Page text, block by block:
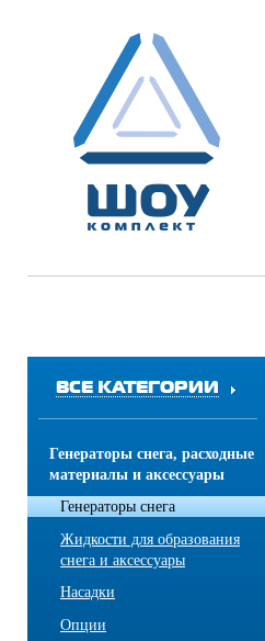
ВСЕ КАТЕГОРИИ
Генераторы снега, расходные
материалы и аксессуары
Генераторы снега
Жидкости для образования
снега и аксессуары
Насадки
Опции